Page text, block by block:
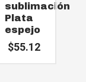
sublimación
Plata
espejo
$55.12